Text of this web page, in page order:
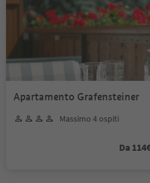
Apartamento Grafensteiner
Massimo 4 ospiti
Da